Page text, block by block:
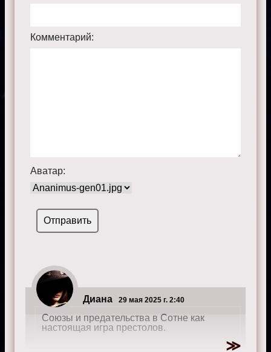
Комментарий:
Аватар:
Диана 29 мая 2025 г. 2:40
Союзы и предательства в Сотне как
настоящая игра престолов.